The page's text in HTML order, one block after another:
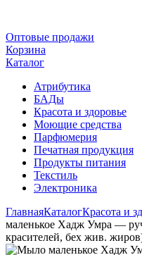
Оптовые продажи
Корзина
Каталог
Атрибутика
БАДы
Красота и здоровье
Моющие средства
Парфюмерия
Печатная продукция
Продукты питания
Текстиль
Электроника
ГлавнаяКаталогКрасота и
маленькое Хадж Умра —
красителей, бех жив.